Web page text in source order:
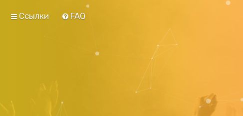
Ссылки FAQ